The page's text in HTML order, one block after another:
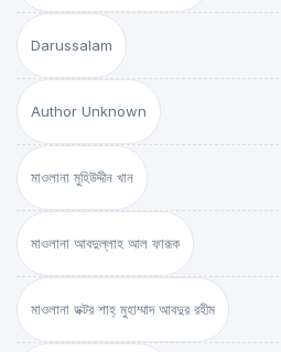
Darussalam
Author Unknown
মাওলানা মুহিউদ্দীন খান
মাওলানা আবদুল্লাহ আল ফারূক
মাওলানা ডক্টর শাহ্‌ মুহাম্মাদ আবদুর রহীম